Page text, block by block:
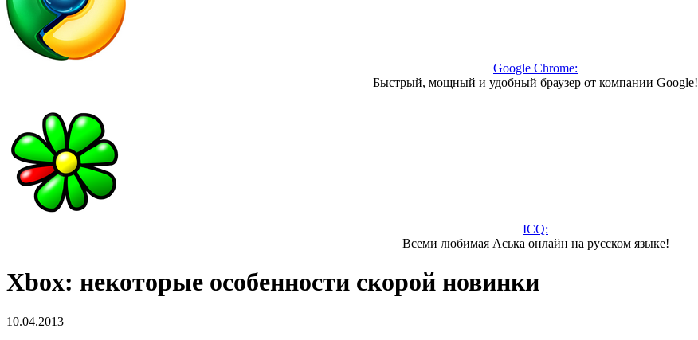
Google Chrome:
Быстрый, мощный и удобный браузер от компании Google!
ICQ:
Всеми любимая Аська онлайн на русском языке!
Xbox: некоторые особенности скорой новинки
10.04.2013